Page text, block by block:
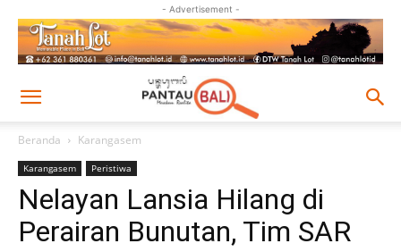
- Advertisement -
Beranda Karangasem
Karangasem Peristiwa
Nelayan Lansia Hilang di
Perairan Bunutan, Tim SAR